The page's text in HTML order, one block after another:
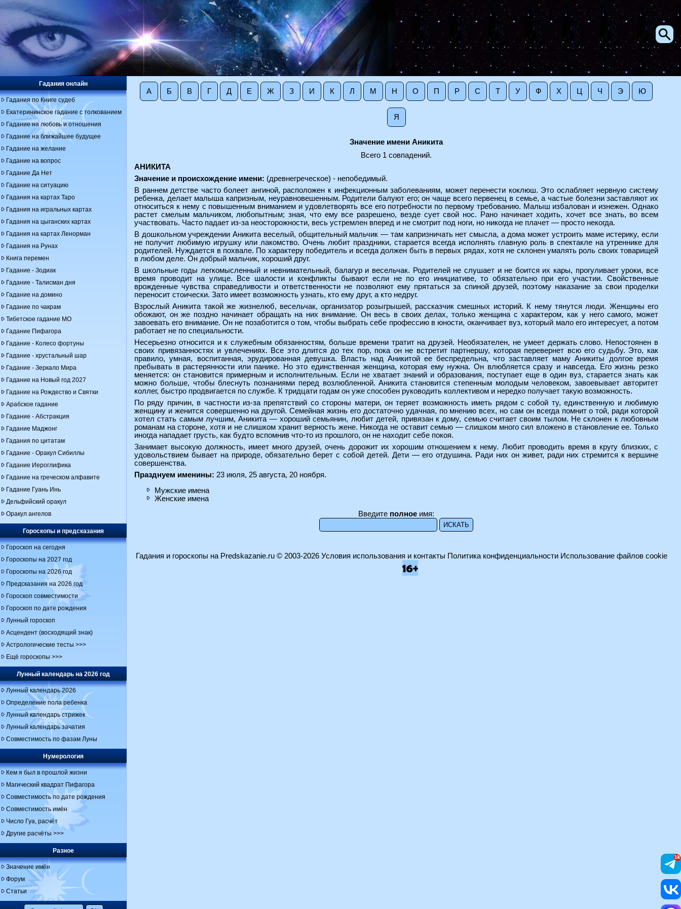
А Б В Г Д Е Ж З И К Л М Н О П Р С Т У Ф Х Ц Ч Э Ю
Я
Значение имени Аникита
Всего 1 совпадений.
АНИКИТА
Значение и происхождение имени: (древнегреческое) - непобедимый.
В раннем детстве часто болеет ангиной, расположен к инфекционным заболеваниям, может перенести коклюш. Это ослабляет нервную систему
ребенка, делает малыша капризным, неуравновешенным. Родители балуют его; он чаще всего первенец в семье, а частые болезни заставляют их
относиться к нему с повышенным вниманием и удовлетворять все его потребности по первому требованию. Малыш избалован и изнежен. Однако
растет смелым мальчиком, любопытным; зная, что ему все разрешено, везде сует свой нос. Рано начинает ходить, хочет все знать, во всем
участвовать. Часто падает из-за неосторожности, весь устремлен вперед и не смотрит под ноги, но никогда не плачет — просто некогда.
В дошкольном учреждении Аникита веселый, общительный мальчик — там капризничать нет смысла, а дома может устроить маме истерику, если
не получит любимую игрушку или лакомство. Очень любит праздники, старается всегда исполнять главную роль в спектакле на утреннике для
родителей. Нуждается в похвале. По характеру победитель и всегда должен быть в первых рядах, хотя не склонен умалять роль своих товарищей
в любом деле. Он добрый мальчик, хороший друг.
В школьные годы легкомысленный и невнимательный, балагур и весельчак. Родителей не слушает и не боится их кары, прогуливает уроки, все
время проводит на улице. Все шалости и конфликты бывают если не по его инициативе, то обязательно при его участии. Свойственные
врожденные чувства справедливости и ответственности не позволяют ему прятаться за спиной друзей, поэтому наказание за свои проделки
переносит стоически. Зато имеет возможность узнать, кто ему друг, а кто недруг.
Взрослый Аникита такой же жизнелюб, весельчак, организатор розыгрышей, рассказчик смешных историй. К нему тянутся люди. Женщины его
обожают, он же поздно начинает обращать на них внимание. Он весь в своих делах, только женщина с характером, как у него самого, может
завоевать его внимание. Он не позаботится о том, чтобы выбрать себе профессию в юности, оканчивает вуз, который мало его интересует, а потом
работает не по специальности.
Несерьезно относится и к служебным обязанностям, больше времени тратит на друзей. Необязателен, не умеет держать слово. Непостоянен в
своих привязанностях и увлечениях. Все это длится до тех пор, пока он не встретит партнершу, которая перевернет всю его судьбу. Это, как
правило, умная, воспитанная, эрудированная девушка. Власть над Аникитой ее беспредельна, что заставляет маму Аникиты долгое время
пребывать в растерянности или панике. Но это единственная женщина, которая ему нужна. Он влюбляется сразу и навсегда. Его жизнь резко
меняется: он становится примерным и исполнительным. Если не хватает знаний и образования, поступает еще в один вуз, старается знать как
можно больше, чтобы блеснуть познаниями перед возлюбленной. Аникита становится степенным молодым человеком, завоевывает авторитет
коллег, быстро продвигается по службе. К тридцати годам он уже способен руководить коллективом и нередко получает такую возможность.
По ряду причин, в частности из-за препятствий со стороны матери, он теряет возможность иметь рядом с собой ту, единственную и любимую
женщину и женится совершенно на другой. Семейная жизнь его достаточно удачная, по мнению всех, но сам он всегда помнит о той, ради которой
хотел стать самым лучшим, Аникита — хороший семьянин, любит детей, привязан к дому, семью считает своим тылом. Не склонен к любовным
романам на стороне, хотя и не слишком хранит верность жене. Никогда не оставит семью — слишком много сил вложено в становление ее. Только
иногда нападает грусть, как будто вспомнив что-то из прошлого, он не находит себе покоя.
Занимает высокую должность, имеет много друзей, очень дорожит их хорошим отношением к нему. Любит проводить время в кругу близких, с
удовольствием бывает на природе, обязательно берет с собой детей. Дети — его отдушина. Ради них он живет, ради них стремится к вершине
совершенства.
Празднуем именины: 23 июля, 25 августа, 20 ноября.
Мужские имена
Женские имена
Введите полное имя:
Гадания онлайн
Гадания по Книге судеб
Екатерининское гадание с толкованием
Гадание на любовь и отношения
Гадание на ближайшее будущее
Гадание на желание
Гадание на вопрос
Гадание Да Нет
Гадание на ситуацию
Гадания на картах Таро
Гадания на игральных картах
Гадания на цыганских картах
Гадания на картах Ленорман
Гадания на Рунах
Книга перемен
Гадание - Зодиак
Гадание - Талисман дня
Гадание на домино
Гадание по чакрам
Тибетское гадание МО
Гадание Пифагора
Гадание - Колесо фортуны
Гадание - хрустальный шар
Гадание - Зеркало Мира
Гадание на Новый год 2027
Гадание на Рождество и Святки
Арабское гадание
Гадание - Абстракция
Гадание Маджонг
Гадания по цитатам
Гадание - Оракул Сибиллы
Гадание Иероглифика
Гадание на греческом алфавите
Гадание Гуань Инь
Дельфийский оракул
Оракул ангелов
Гороскопы и предсказания
Гороскоп на сегодня
Гороскопы на 2027 год
Гороскопы на 2026 год
Предсказания на 2026 год
Гороскоп совместимости
Гороскоп по дате рождения
Лунный гороскоп
Асцендент (восходящий знак)
Астрологические тесты >>>
Ещё гороскопы >>>
Лунный календарь на 2026 год
Лунный календарь 2026
Определение пола ребенка
Лунный календарь стрижек
Лунный календарь зачатия
Совместимость по фазам Луны
Нумерология
Кем я был в прошлой жизни
Магический квадрат Пифагора
Совместимость по дате рождения
Совместимость имён
Число Гуа, расчёт
Другие расчёты >>>
Разное
Значение имён
Форум
Статьи
Гадания и гороскопы на Predskazanie.ru© 2003-2026 Условия использования и контакты Политика конфиденциальности Использование файлов cookie